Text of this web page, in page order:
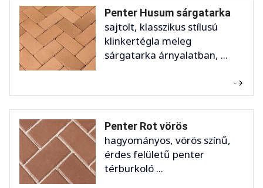
Penter Husum sárgatarka
sajtolt, klasszikus stílusú
klinkertégla meleg
sárgatarka árnyalatban, ...
Penter Rot vörös
hagyományos, vörös színű,
érdes felületű penter
térburkoló ...